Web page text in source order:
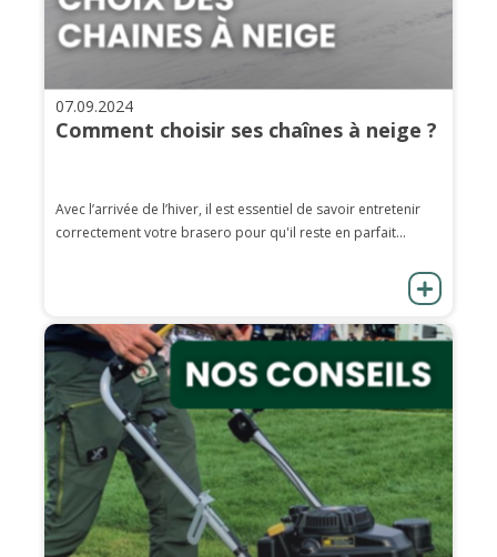
07.09.2024
Comment choisir ses chaînes à neige ?
Avec l’arrivée de l’hiver, il est essentiel de savoir entretenir
correctement votre brasero pour qu'il reste en parfait...